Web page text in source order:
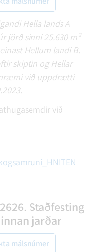
Hella lands A
jörð sinni 25.630 m²
Hellum landi B.
skiptin og Hellar
við uppdrætti
við
Staðfesting
jarðar
málsnúmer